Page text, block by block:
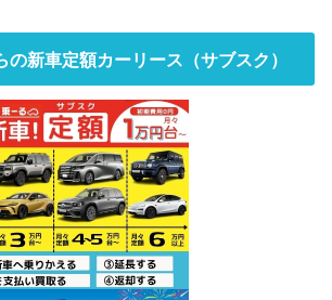
の新車定額カーリース（サブスク）